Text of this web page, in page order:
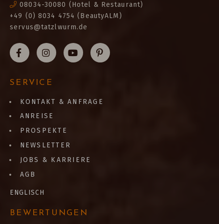
08034-30080 (Hotel & Restaurant)
+49 (0) 8034 4754 (BeautyALM)
servus@tatzlwurm.de
SERVICE
KONTAKT & ANFRAGE
ANREISE
PROSPEKTE
NEWSLETTER
JOBS & KARRIERE
AGB
ENGLISCH
BEWERTUNGEN